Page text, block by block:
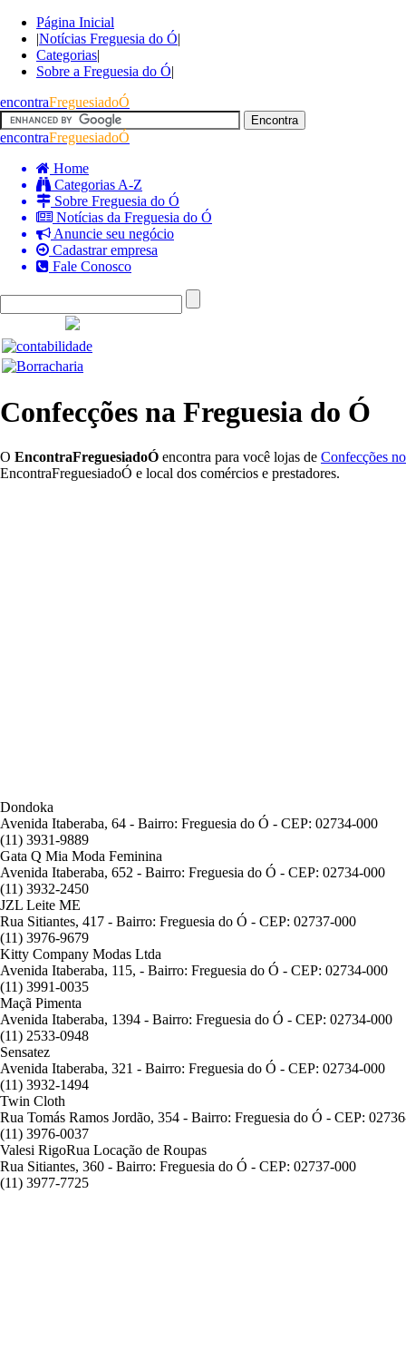
Página Inicial
|Notícias Freguesia do Ó|
Categorias|
Sobre a Freguesia do Ó|
encontraFreguesiadoÓ
encontraFreguesiadoÓ
Home
Categorias A-Z
Sobre Freguesia do Ó
Notícias da Freguesia do Ó
Anuncie seu negócio
Cadastrar empresa
Fale Conosco
Confecções na Freguesia do Ó
O EncontraFreguesiadoÓ encontra para você lojas de Confecções
EncontraFreguesiadoÓ e local dos comércios e prestadores.
Dondoka
Avenida Itaberaba, 64 - Bairro: Freguesia do Ó - CEP: 02734-000
(11) 3931-9889
Gata Q Mia Moda Feminina
Avenida Itaberaba, 652 - Bairro: Freguesia do Ó - CEP: 02734-000
(11) 3932-2450
JZL Leite ME
Rua Sitiantes, 417 - Bairro: Freguesia do Ó - CEP: 02737-000
(11) 3976-9679
Kitty Company Modas Ltda
Avenida Itaberaba, 115, - Bairro: Freguesia do Ó - CEP: 02734-000
(11) 3991-0035
Maçã Pimenta
Avenida Itaberaba, 1394 - Bairro: Freguesia do Ó - CEP: 02734-000
(11) 2533-0948
Sensatez
Avenida Itaberaba, 321 - Bairro: Freguesia do Ó - CEP: 02734-000
(11) 3932-1494
Twin Cloth
Rua Tomás Ramos Jordão, 354 - Bairro: Freguesia do Ó - CEP:
(11) 3976-0037
Valesi RigoRua Locação de Roupas
Rua Sitiantes, 360 - Bairro: Freguesia do Ó - CEP: 02737-000
(11) 3977-7725